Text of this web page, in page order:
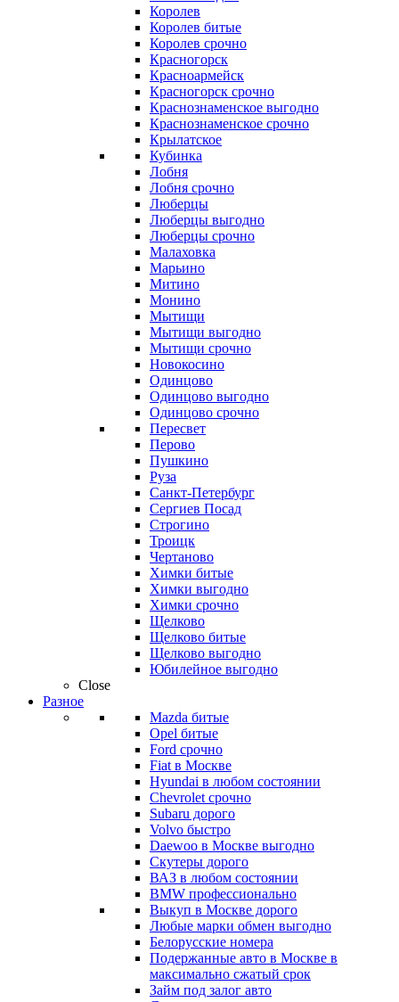
Королев
Королев битые
Королев срочно
Красногорск
Красноармейск
Красногорск срочно
Краснознаменское выгодно
Краснознаменское срочно
Крылатское
Кубинка
Лобня
Лобня срочно
Люберцы
Люберцы выгодно
Люберцы срочно
Малаховка
Марьино
Митино
Монино
Мытищи
Мытищи выгодно
Мытищи срочно
Новокосино
Одинцово
Одинцово выгодно
Одинцово срочно
Пересвет
Перово
Пушкино
Руза
Санкт-Петербург
Сергиев Посад
Строгино
Троицк
Чертаново
Химки битые
Химки выгодно
Химки срочно
Щелково
Щелково битые
Щелково выгодно
Юбилейное выгодно
Close
Разное
Mazda битые
Opel битые
Ford срочно
Fiat в Москве
Hyundai в любом состоянии
Chevrolet срочно
Subaru дорого
Volvo быстро
Daewoo в Москве выгодно
Скутеры дорого
ВАЗ в любом состоянии
BMW профессионально
Выкуп в Москве дорого
Любые марки обмен выгодно
Белорусские номера
Подержанные авто в Москве в
максимально сжатый срок
Займ под залог авто